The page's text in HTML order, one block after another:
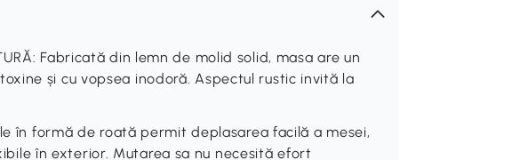
Fabricată din lemn de molid solid, masa are un
și cu vopsea inodoră. Aspectul rustic invită la
în formă de roată permit deplasarea facilă a mesei,
în exterior. Mutarea sa nu necesită efort